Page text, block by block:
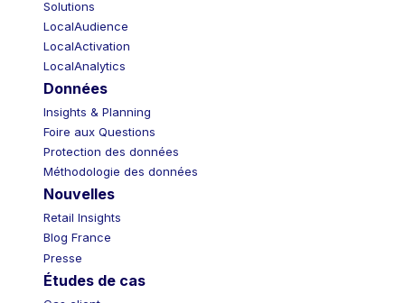
Solutions
LocalAudience
LocalActivation
LocalAnalytics
Données
Insights & Planning
Foire aux Questions
Protection des données
Méthodologie des données
Nouvelles
Retail Insights
Blog France
Presse
Études de cas